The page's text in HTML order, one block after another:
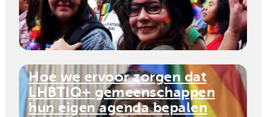
Hoe we ervoor zorgen dat
LHBTIQ+ gemeenschappen
hun eigen agenda bepalen